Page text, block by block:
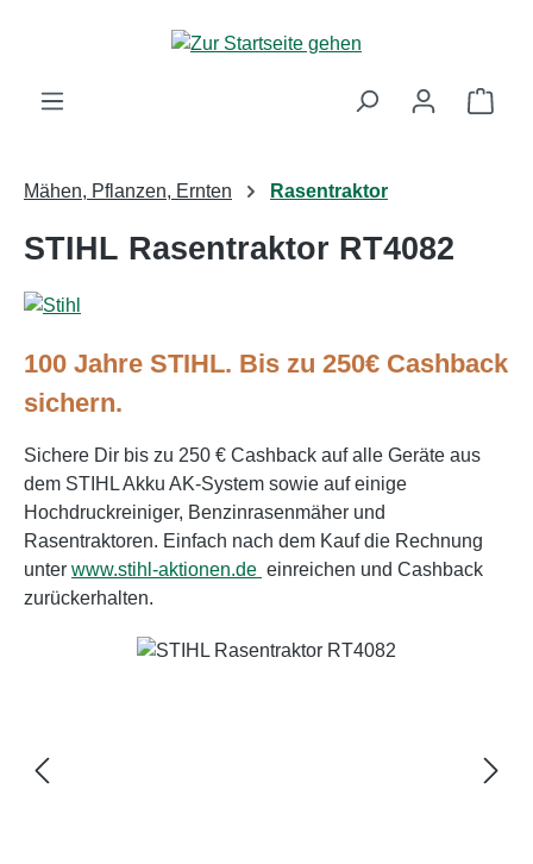
Zum Hauptinhalt springen
Mähen, Pflanzen, Ernten Rasentraktor
STIHL Rasentraktor RT4082
100 Jahre STIHL. Bis zu 250€ Cashback
sichern.
Sichere Dir bis zu 250 € Cashback auf alle Geräte aus
dem STIHL Akku AK-System sowie auf einige
Hochdruckreiniger, Benzinrasenmäher und
Rasentraktoren. Einfach nach dem Kauf die Rechnung
unter www.stihl-aktionen.de einreichen und Cashback
zurückerhalten.